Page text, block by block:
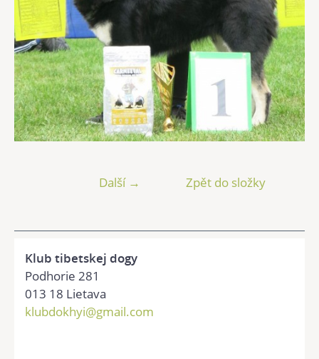
Další → Zpět do složky
Klub tibetskej dogy
Podhorie 281
013 18 Lietava
klubdokhyi@gmail.com